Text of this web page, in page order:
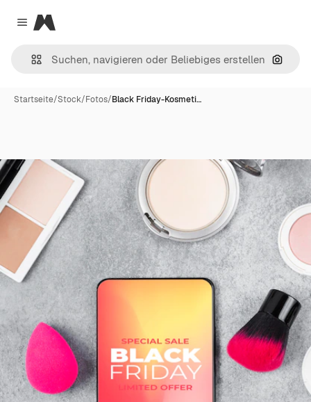
Close menu
Magnific
Nach
Startseite/Stock/Fotos/Black Friday-Kosmeti…